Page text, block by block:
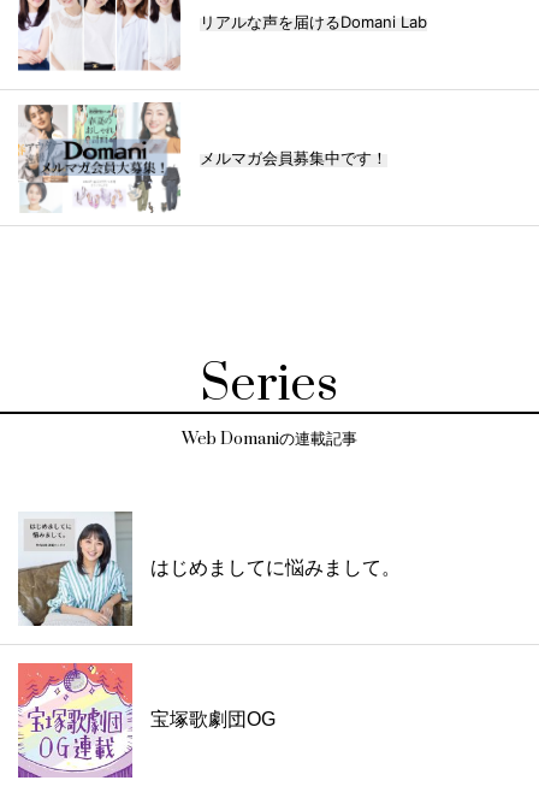
リアルな声を届けるDomani Lab
メルマガ会員募集中です！
Series
Web Domaniの連載記事
はじめましてに悩みまして。
宝塚歌劇団OG